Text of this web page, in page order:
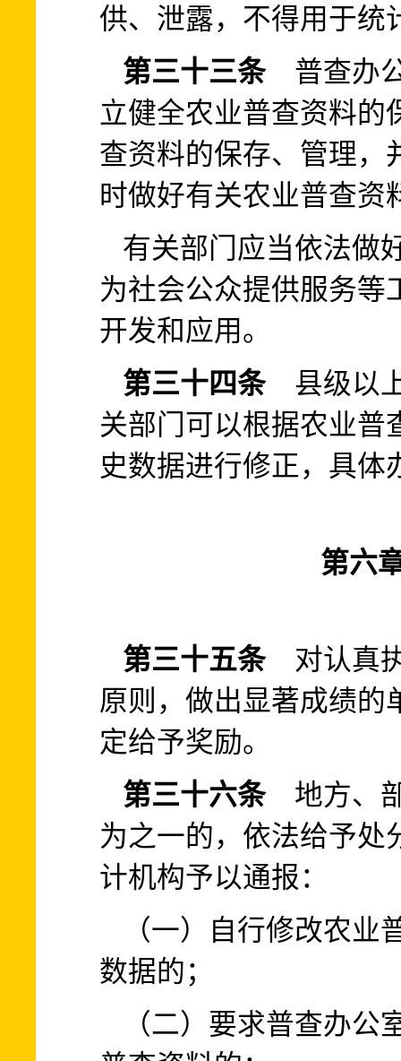
供、泄露，不得用于统
第三十三条普查办公
立健全农业普查资料的
查资料的保存、管理，
时做好有关农业普查资
有关部门应当依法做
为社会公众提供服务等
开发和应用。
第三十四条县级以上
关部门可以根据农业普
史数据进行修正，具体
第六
第三十五条对认真执
原则，做出显著成绩的
定给予奖励。
第三十六条地方、部
为之一的，依法给予处
计机构予以通报：
（一）自行修改农业
数据的；
（二）要求普查办公